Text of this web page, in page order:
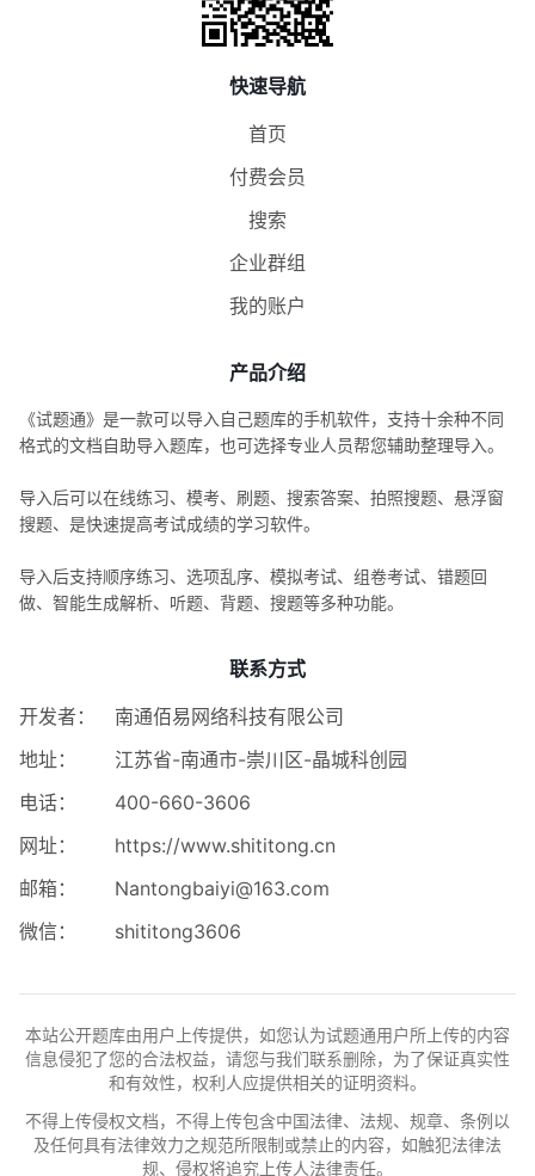
快速导航
首页
付费会员
搜索
企业群组
我的账户
产品介绍
《试题通》是一款可以导入自己题库的手机软件，支持十余种不同
格式的文档自助导入题库，也可选择专业人员帮您辅助整理导入。
导入后可以在线练习、模考、刷题、搜索答案、拍照搜题、悬浮窗
搜题、是快速提高考试成绩的学习软件。
导入后支持顺序练习、选项乱序、模拟考试、组卷考试、错题回
做、智能生成解析、听题、背题、搜题等多种功能。
联系方式
开发者：
南通佰易网络科技有限公司
地址：
江苏省-南通市-崇川区-晶城科创园
电话：
400-660-3606
网址：
https://www.shititong.cn
邮箱：
Nantongbaiyi@163.com
微信：
shititong3606
本站公开题库由用户上传提供，如您认为试题通用户所上传的内容
信息侵犯了您的合法权益，请您与我们联系删除，为了保证真实性
和有效性，权利人应提供相关的证明资料。
不得上传侵权文档，不得上传包含中国法律、法规、规章、条例以
及任何具有法律效力之规范所限制或禁止的内容，如触犯法律法
规、侵权将追究上传人法律责任。